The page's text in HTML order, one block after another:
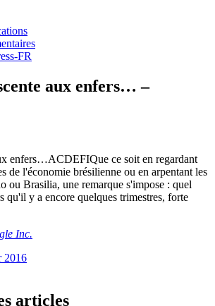
FR
aux enfers… –
enfers…ACDEFIQue ce soit en regardant
de l'économie brésilienne ou en arpentant les
ou Brasilia, une remarque s'impose : quel
qu'il y a encore quelques trimestres, forte
Inc.
2016
articles